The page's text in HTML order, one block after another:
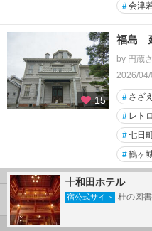
#会津
15
福島
by 円蔵
2026/
# さざ
# レト
#七日
#鶴ヶ
会津若松
十和田ホテル
宿公式サイト 杜の図